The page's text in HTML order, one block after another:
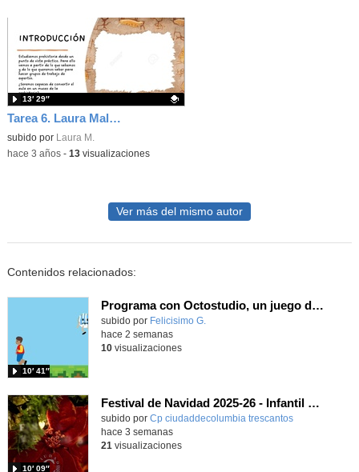
Tarea 6. Laura Maldonado
Contenido educativo.
subido por Laura M.
13′ 29″
-hace 3 años- 13visualizaciones
Ver más del mismo autor
Contenidos relacionados:
Programa con Octostudio, un juego de 4 personajes ganando la copa del mundo saltando y esquivando rivales.
Contenido educativo.
subido por Felicisimo G.
10′ 41″
hace 2 semanas
10visualizaciones
Festival de Navidad 2025-26 - Infantil 4 años
subido por Cp ciudaddecolumbia trescantos
10′ 09″
-
hace 3 semanas
21 visualizaciones